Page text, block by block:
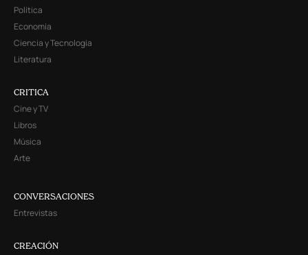
Política
Economía
Ciencia y Tecnología
Literatura
CRITICA
Cine y TV
Libros
Música
Arte
CONVERSACIONES
Entrevistas
CREACIÓN